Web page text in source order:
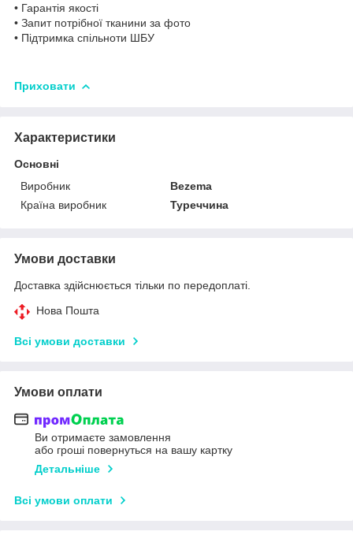
• Гарантія якості
• Запит потрібної тканини за фото
• Підтримка спільноти ШБУ
Приховати
Характеристики
Основні
Виробник
Bezema
Країна виробник
Туреччина
Умови доставки
Доставка здійснюється тільки по передоплаті.
Нова Пошта
Всі умови доставки
Умови оплати
Ви отримаєте замовлення
або гроші повернуться на вашу картку
Детальніше
Всі умови оплати